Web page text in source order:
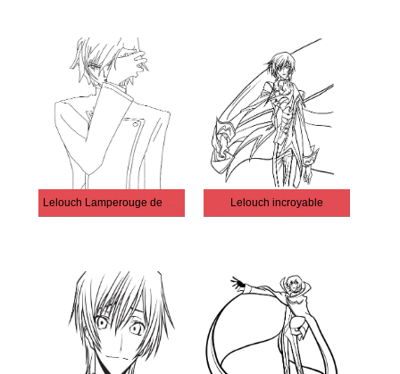
Lelouch Lamperouge de Code Geass Lelouch incroyable